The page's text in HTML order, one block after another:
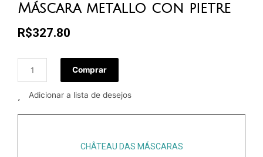
Máscara metallo con pietre
R$327.80
Comprar
Adicionar a lista de desejos
CHÂTEAU DAS MÁSCARAS